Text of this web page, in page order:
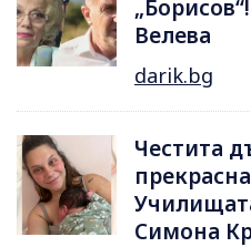
Велева
darik.bg
Честита
Симона